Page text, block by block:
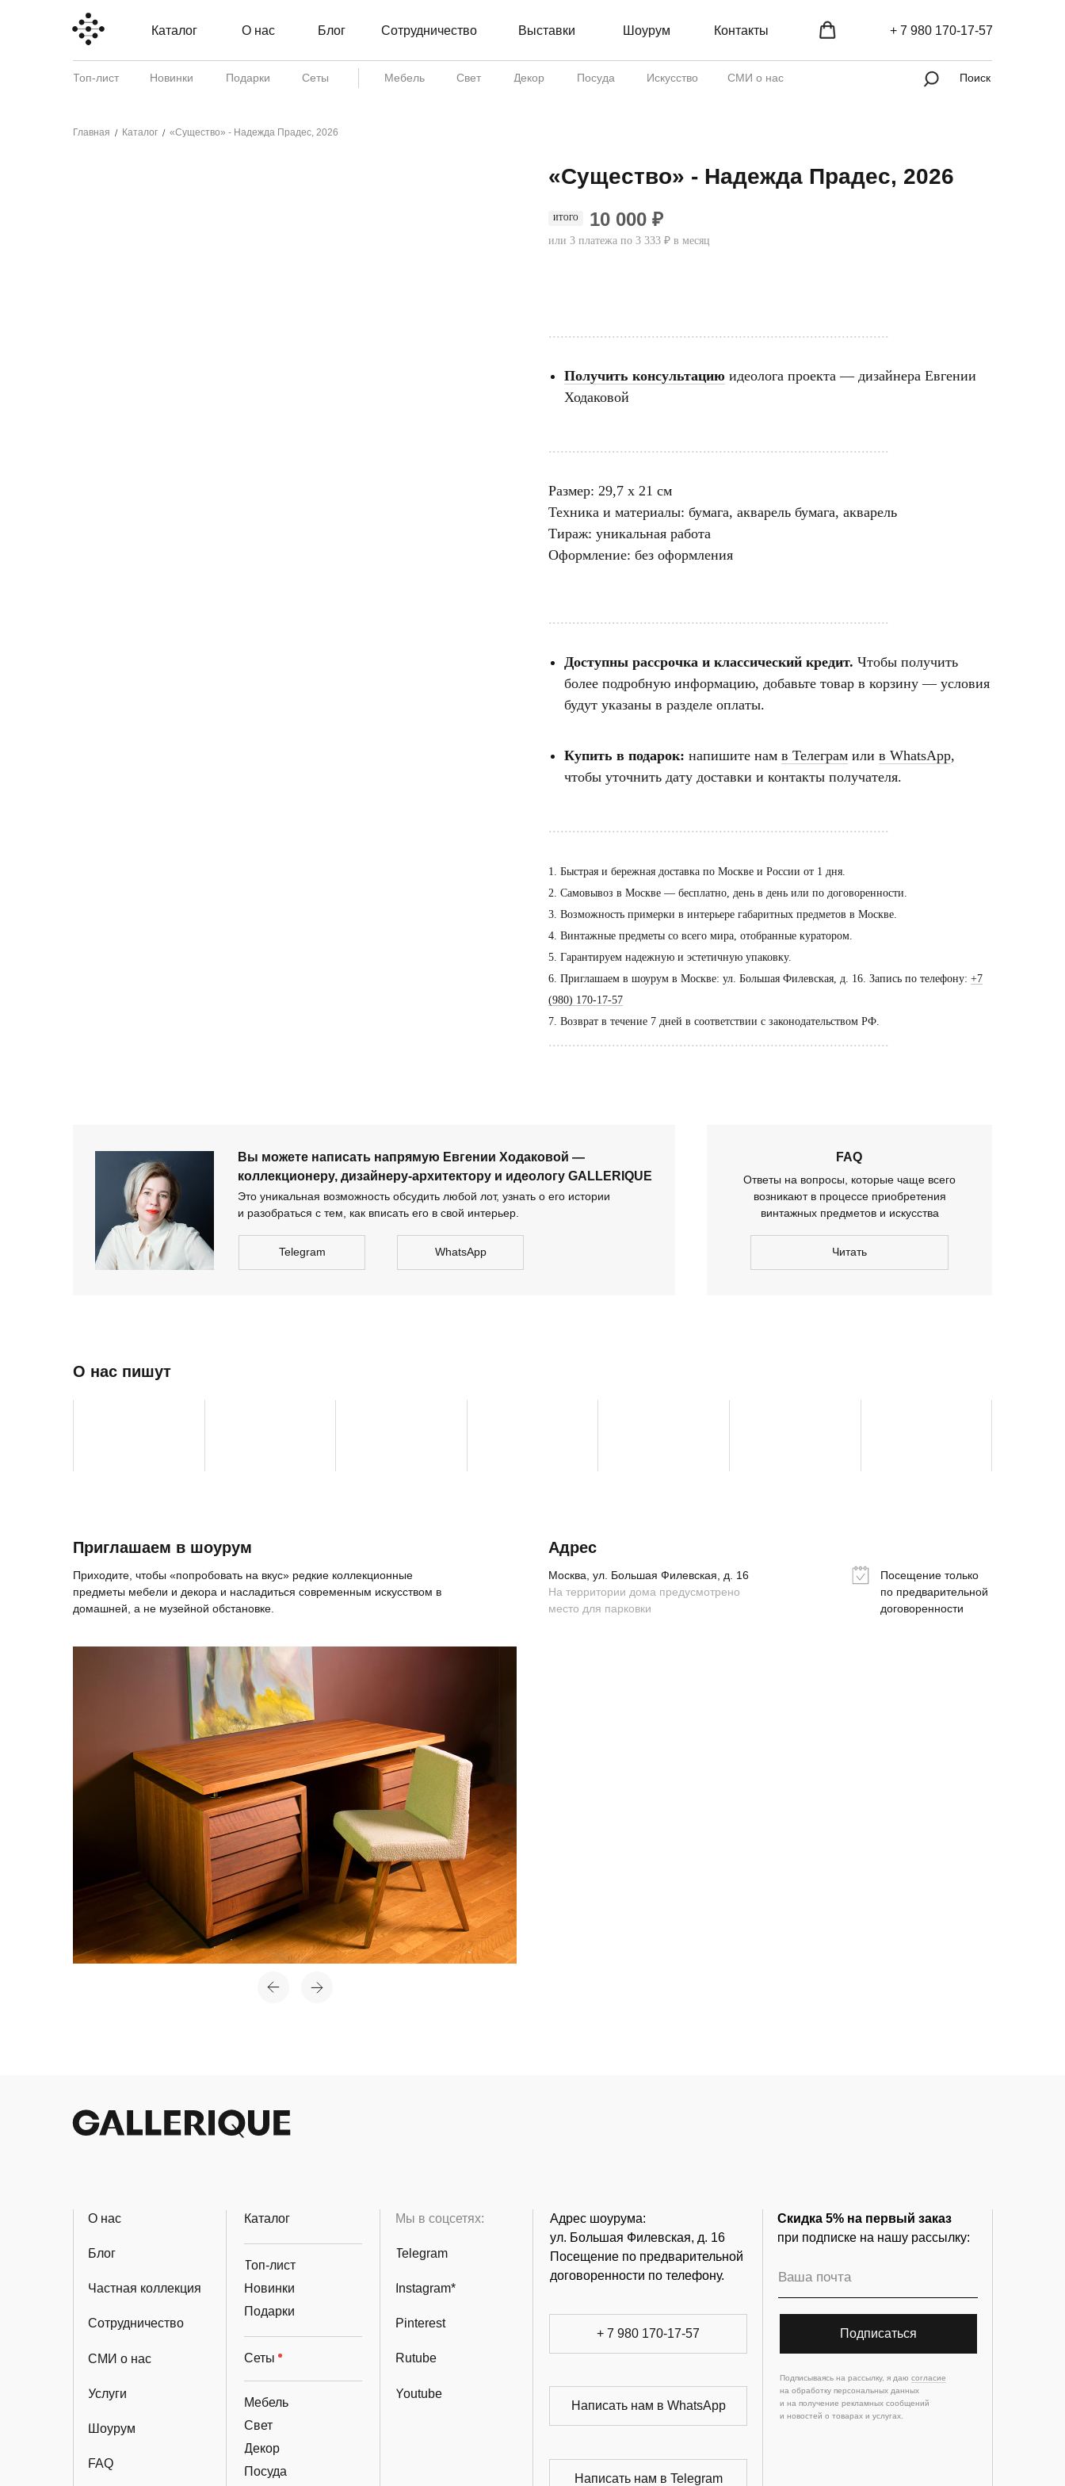
Каталог О нас Блог Выставки
Сотрудничество Шоурум Контакты
Новинки Подарки
Топ-лист Искусство СМИ о нас
Посуда
Декор
Свет
Мебель
Сеты Поиск
+ 7 980 170-17-57
Главная / Каталог / «Существо» - Надежда Прадес, 2026
«Существо» - Надежда Прадес, 2026
ИТОГО 10 000 ₽
или 3 платежа по 3 333 ₽ в месяц
......................................................................................
Получить консультацию идеолога проекта — дизайнера Евгении
Ходаковой
......................................................................................
Размер: 29,7 х 21 см
Техника и материалы: бумага, акварель бумага, акварель
Тираж: уникальная работа
Оформление: без оформления
......................................................................................
Доступны рассрочка и классический кредит. Чтобы получить
более подробную информацию, добавьте товар в корзину — условия
будут указаны в разделе оплаты.
Купить в подарок: напишите нам в Телеграм или в WhatsApp,
чтобы уточнить дату доставки и контакты получателя.
......................................................................................
1. Быстрая и бережная доставка по Москве и России от 1 дня.
2. Самовывоз в Москве — бесплатно, день в день или по договоренности.
3. Возможность примерки в интерьере габаритных предметов в Москве.
4. Винтажные предметы со всего мира, отобранные куратором.
5. Гарантируем надежную и эстетичную упаковку.
6. Приглашаем в шоурум в Москве: ул. Большая Филевская, д. 16. Запись по телефону: +7
(980) 170-17-57
7. Возврат в течение 7 дней в соответствии с законодательством РФ.
......................................................................................
Telegram WhatsApp
Это уникальная возможность обсудить любой лот, узнать о его истории
и разобраться с тем, как вписать его в свой интерьер.
FAQ
Ответы на вопросы, которые чаще всего
возникают в процессе приобретения
винтажных предметов и искусства
Вы можете написать напрямую Евгении Ходаковой —
коллекционеру, дизайнеру-архитектору и идеологу GALLERIQUE
Посещение только
по предварительной
договоренности
по предварительной
договоренности
Москва, ул. Большая Филевская, д. 16
Адрес
Приглашаем в шоурум
Читать
На территории дома предусмотрено
место для парковки
О нас пишут
Приходите, чтобы «попробовать на вкус» редкие коллекционные
предметы мебели и декора и насладиться современным искусством в
домашней, а не музейной обстановке.
Скидка 5% на первый заказ
при подписке на нашу рассылку:
Адрес шоурума:
ул. Большая Филевская, д. 16
Посещение по предварительной
договоренности по телефону.
Мы в соцсетях:
Подписываясь на рассылку, я даю согласие
на обработку персональных данных
и на получение рекламных сообщений
и новостей о товарах и услугах.
Каталог
О нас
Блог
Частная коллекция
Сотрудничество
Топ-лист
Новинки
Подарки
Сеты
Мебель
Свет
Декор
Посуда
Instagram*
Telegram
Услуги
Когда интерьер становится манифестом
+ 7 980 170-17-57
+ 7 980 170-17-57
Написать нам в WhatsApp
Написать нам в Telegram
СМИ о нас
Шоурум
FAQ
Pinterest
Rutube
Youtube
Подписаться